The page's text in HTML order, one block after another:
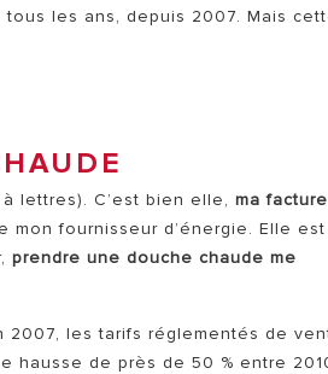
les ans, depuis 2007. Mais
lettres). C’est bien elle,ma facture
fournisseur d’énergie. Elle est
prendre une douche chaude me
2007, les tarifs réglementés de
hausse de près de 50 % entre